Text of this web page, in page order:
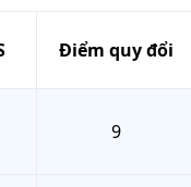
Điểm quy đổi
9